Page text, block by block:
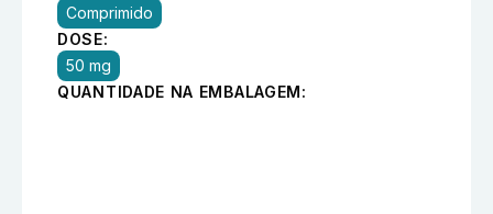
Comprimido
DOSE:
50 mg
QUANTIDADE NA EMBALAGEM: